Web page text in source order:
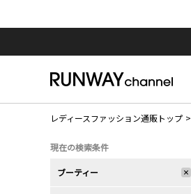
レディースファッション通販トップ
現在の検索条件
ブーティー